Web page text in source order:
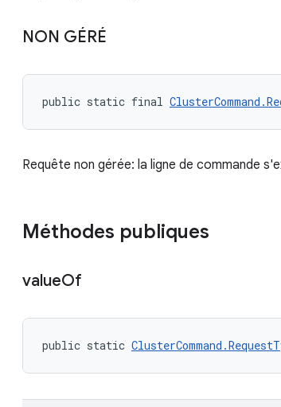
NON GÉRÉ
public static final
Requête non gérée: la ligne de commande
Méthodes publiques
valueOf
public static